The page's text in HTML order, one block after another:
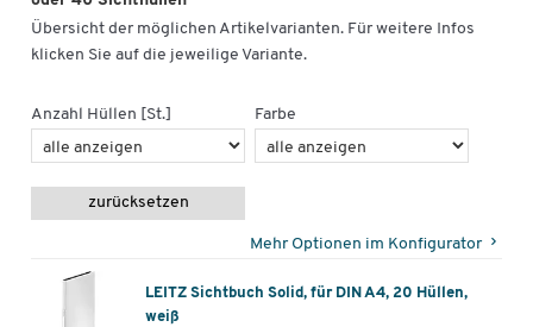
Übersicht der möglichen Artikelvarianten. Für weitere Infos
klicken Sie auf die jeweilige Variante.
Anzahl Hüllen [St.] Farbe
zurücksetzen
Mehr Optionen im Konfigurator
LEITZ Sichtbuch Solid, für DIN A4, 20 Hüllen,
weiß